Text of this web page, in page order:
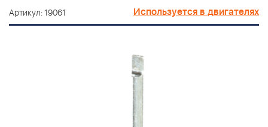
Артикул: 19061 Используется в двигателях